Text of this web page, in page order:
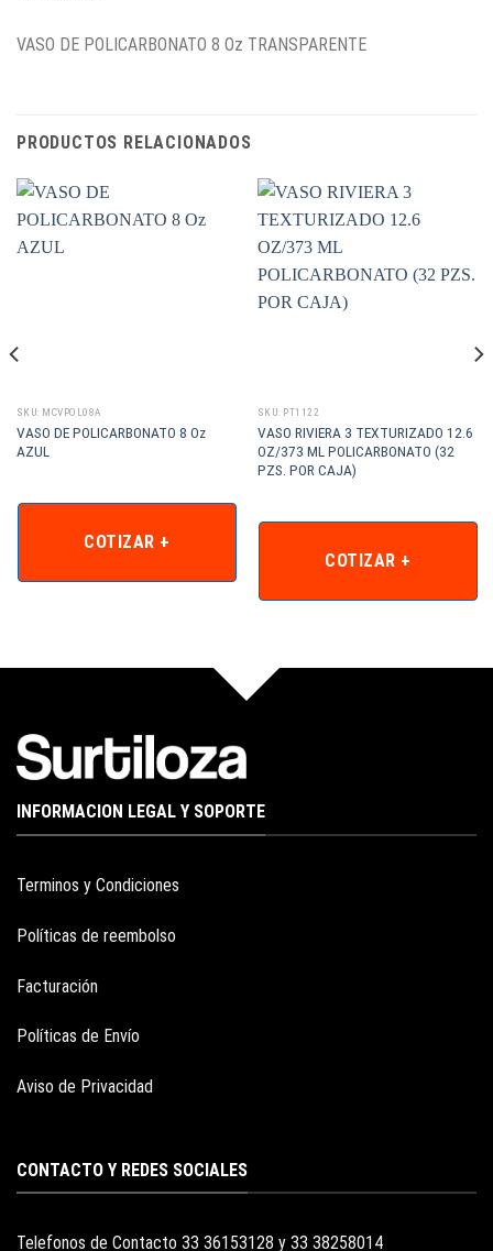
VASO DE POLICARBONATO 8 Oz TRANSPARENTE
PRODUCTOS RELACIONADOS
SKU: MCVPOL08A
VASO DE POLICARBONATO 8 Oz
AZUL
COTIZAR +
SKU: PT1122
VASO RIVIERA 3 TEXTURIZADO 12.6
OZ/373 ML POLICARBONATO (32
PZS. POR CAJA)
COTIZAR +
INFORMACION LEGAL Y SOPORTE
Terminos y Condiciones
Políticas de reembolso
Facturación
Políticas de Envío
Aviso de Privacidad
CONTACTO Y REDES SOCIALES
Telefonos de Contacto 33 36153128 y 33 38258014